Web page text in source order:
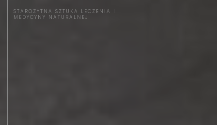
STAROŻYTNA SZTUKA LECZENIA I
MEDYCYNY NATURALNEJ